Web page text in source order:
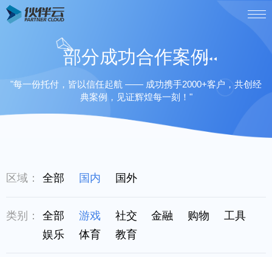
部分成功合作案例
"每一份托付，皆以信任起航 —— 成功携手2000+客户，共创经
典案例，见证辉煌每一刻！"
区域： 全部 国内 国外
类别： 全部 游戏 社交 金融 购物
工具
娱乐
体育 教育